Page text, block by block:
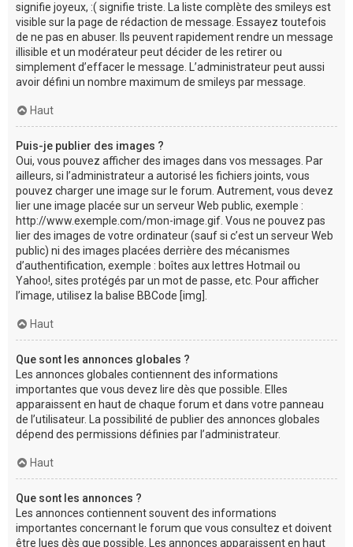
signifie joyeux, :( signifie triste. La liste complète des smileys est
visible sur la page de rédaction de message. Essayez toutefois
de ne pas en abuser. Ils peuvent rapidement rendre un message
illisible et un modérateur peut décider de les retirer ou
simplement d’effacer le message. L’administrateur peut aussi
avoir défini un nombre maximum de smileys par message.
Haut
Puis-je publier des images ?
Oui, vous pouvez afficher des images dans vos messages. Par
ailleurs, si l’administrateur a autorisé les fichiers joints, vous
pouvez charger une image sur le forum. Autrement, vous devez
lier une image placée sur un serveur Web public, exemple :
http://www.exemple.com/mon-image.gif. Vous ne pouvez pas
lier des images de votre ordinateur (sauf si c’est un serveur Web
public) ni des images placées derrière des mécanismes
d’authentification, exemple : boîtes aux lettres Hotmail ou
Yahoo!, sites protégés par un mot de passe, etc. Pour afficher
l’image, utilisez la balise BBCode [img].
Haut
Que sont les annonces globales ?
Les annonces globales contiennent des informations
importantes que vous devez lire dès que possible. Elles
apparaissent en haut de chaque forum et dans votre panneau
de l’utilisateur. La possibilité de publier des annonces globales
dépend des permissions définies par l’administrateur.
Haut
Que sont les annonces ?
Les annonces contiennent souvent des informations
importantes concernant le forum que vous consultez et doivent
être lues dès que possible. Les annonces apparaissent en haut